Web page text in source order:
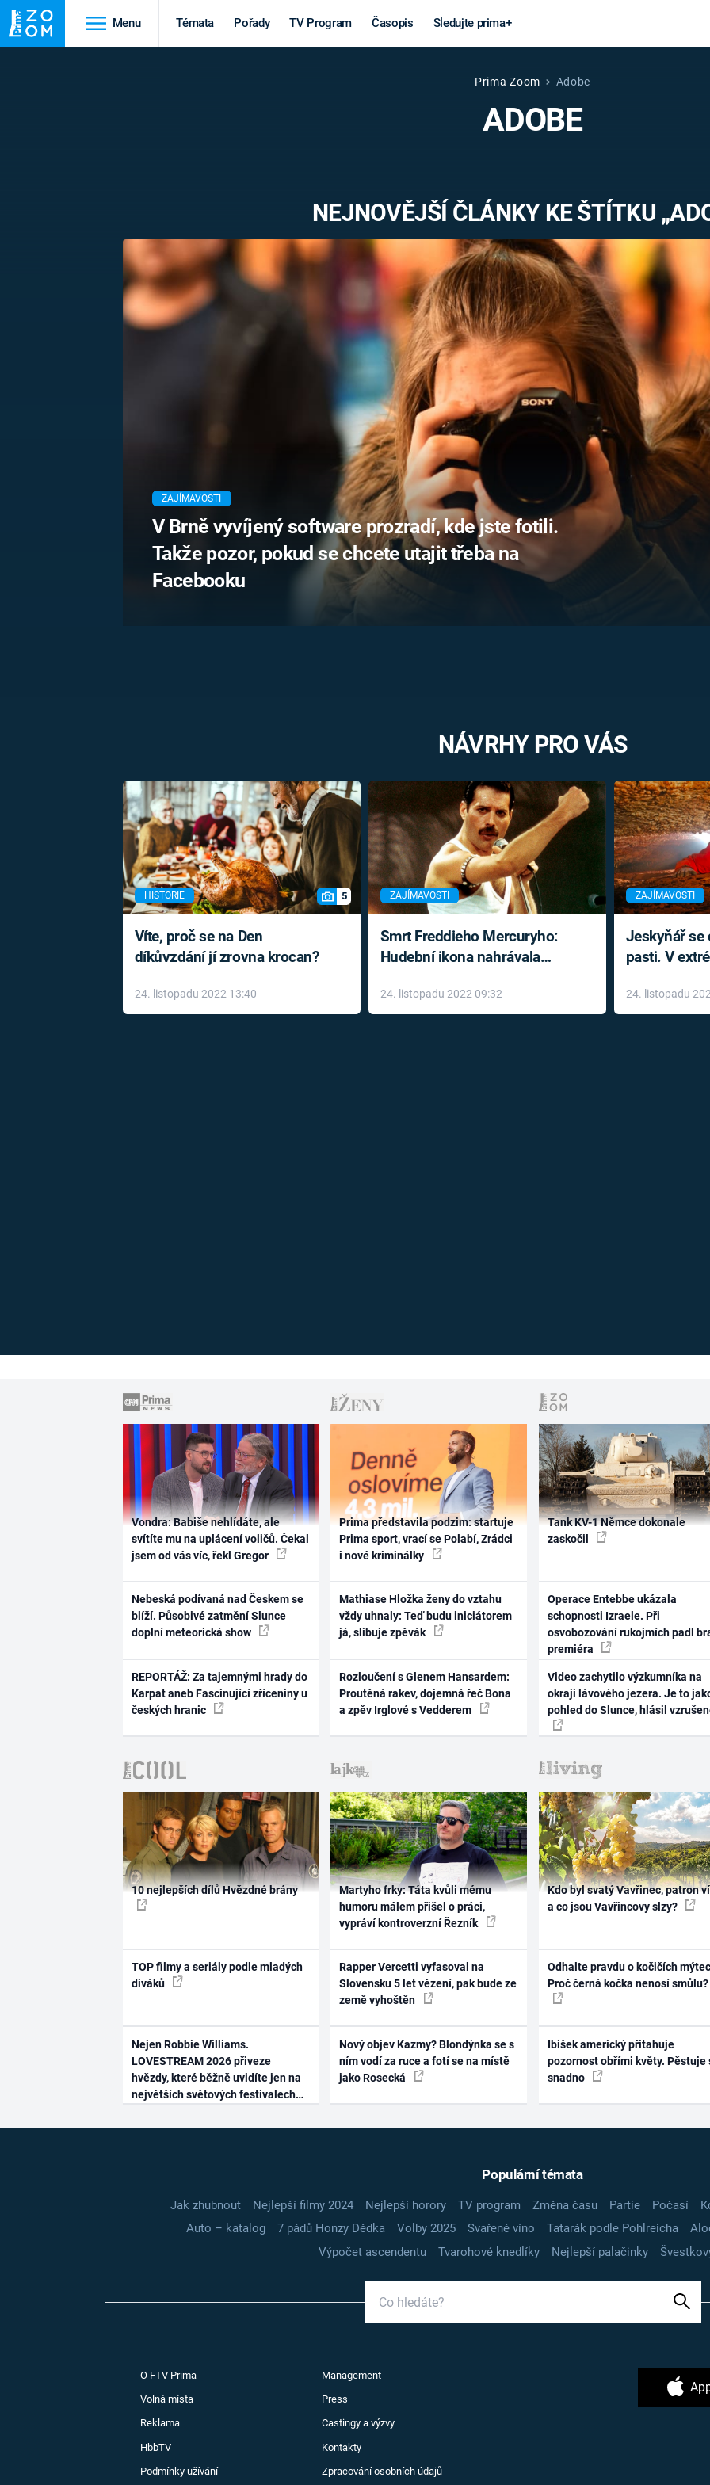
Menu Témata Pořady TV Program Časopis Sledujte prima+
STAROVĚKÝ EGYPT
Věda a
technika
MARS
VÁLEČNÉ
Výročí
Záhady a
konspirace
MIMOZEMŠŤANÉ
UTAJENÉ PŘÍBĚHY
ČESKÝCH DĚJIN
ALTERNATIVNÍ
HISTORIE
FILMY
REALITA
HORORY
REALITA
OPTICKÉ
KLAMY
Prima Zoom Adobe
ADOBE
NEJNOVĚJŠÍ ČLÁNKY KE ŠTÍTKU
ZAJÍMAVOSTI
V Brně vyvíjený software prozradí, kde jste fotili.
Takže pozor, pokud se chcete utajit třeba na
Facebooku
NÁVRHY PRO VÁS
HISTORIE 5
Víte, proč se na Den
díkůvzdání jí zrovna krocan?
24. listopadu 2022 13:40
ZAJÍMAVOSTI
Smrt Freddieho Mercuryho:
Hudební ikona nahrávala
léky
24. listopadu 2022 09:32
ZAJÍMAVOSTI
Jeskyňář se
pasti. V
24. listopadu
Vondra: Babiše nehlídáte, ale
svítíte mu na uplácení voličů. Čekal
jsem od vás víc, řekl Gregor
Nebeská podívaná nad Českem se
blíží. Působivé zatmění Slunce
doplní meteorická show
REPORTÁŽ: Za tajemnými hrady do
Karpat aneb Fascinující zříceniny u
českých hranic
Prima představila podzim: startuje
Prima sport, vrací se Polabí, Zrádci
i nové kriminálky
Mathiase Hložka ženy do vztahu
vždy uhnaly: Teď budu iniciátorem
já, slibuje zpěvák
Rozloučení s Glenem Hansardem:
Proutěná rakev, dojemná řeč Bona
a zpěv Irglové s Vedderem
Tank KV-1 Němce dokonale
zaskočil
Operace Entebbe ukázala
schopnosti Izraele. Při
osvobozování rukojmích padl
premiéra
Video zachytilo výzkumníka na
okraji lávového jezera. Je to
pohled do Slunce, hlásil
10 nejlepších dílů Hvězdné brány
TOP filmy a seriály podle mladých
diváků
Nejen Robbie Williams.
LOVESTREAM 2026 přiveze
hvězdy, které běžně uvidíte jen na
největších světových festivalech
Martyho frky: Táta kvůli mému
humoru málem přišel o práci,
vypráví kontroverzní Řezník
Rapper Vercetti vyfasoval na
Slovensku 5 let vězení, pak bude ze
země vyhoštěn
Nový objev Kazmy? Blondýnka se s
ním vodí za ruce a fotí se na místě
jako Rosecká
Kdo byl svatý Vavřinec, patron
a co jsou Vavřincovy slzy?
Odhalte pravdu o kočičích
Proč černá kočka nenosí smůlu?
Ibišek americký přitahuje
pozornost obřími květy. Pěstuje
snadno
Populární témata
Jak zhubnout Nejlepší filmy 2024 Nejlepší horory TV program Změna času Partie Počasí
Auto – katalog
7 pádů Honzy Dědka Volby 2025 Svařené víno Tatarák podle Pohlreicha
Výpočet ascendentu
Tvarohové knedlíky Nejlepší palačinky
O FTV Prima Management
Volná místa Press
Reklama Castingy a výzvy
HbbTV Kontakty
Podmínky užívání Zpracování osobních údajů